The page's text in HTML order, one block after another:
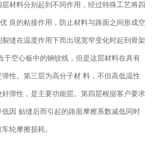
材料分别起到不同作用，经过特殊工艺将四
良的粘接作用，防止材料与路面之间形成空
缝在温度作用下而出现宽窄变化时起到骨架
于空心板中的钢铰线，但是这层材料在具有
性。第三层为高分子材 料，不但高低温性
弹性，是主要功能层。第四层根据客户要求
因 贴缝后而引起的路面摩擦系数减低同时
轮摩擦损耗。